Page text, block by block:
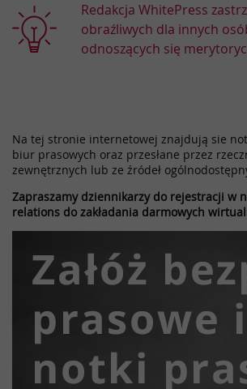
Redakcja WhitePress
obraźliwych dla innych
odnoszących się
Na tej stronie internetowej znajdują sie
biur prasowych oraz przesłane przez
zewnętrznych lub ze źródeł
Zapraszamy dziennikarzy do rejestracji w
relations do zakładania darmowych